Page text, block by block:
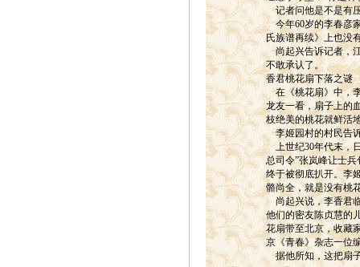
记者问他是不是有压
今年60岁的李春彦家
氏族谱再续》上也没
尚起兴告诉记者，江
不敢承认了。
香君桃花扇下落之谜
在《桃花扇》中，李
龙友一看，扇子上的
枝绝美的桃花就鲜活
李姬园村的村民告诉
上世纪30年代末，日
总司令”张岚峰让士
终于被彻底扒开。李
骼尚全，就是没有桃
尚起兴说，李香君临
他们的密友陈贞慧的
花扇带至北京，收藏
京《青春》杂志一位
据他所知，这把扇子